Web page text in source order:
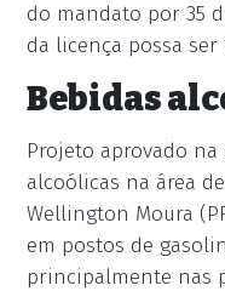
do mandato por 35
da licença possa
Bebidas
Projeto aprovado
alcoólicas na área
Wellington Moura
em postos de
principalmente nas